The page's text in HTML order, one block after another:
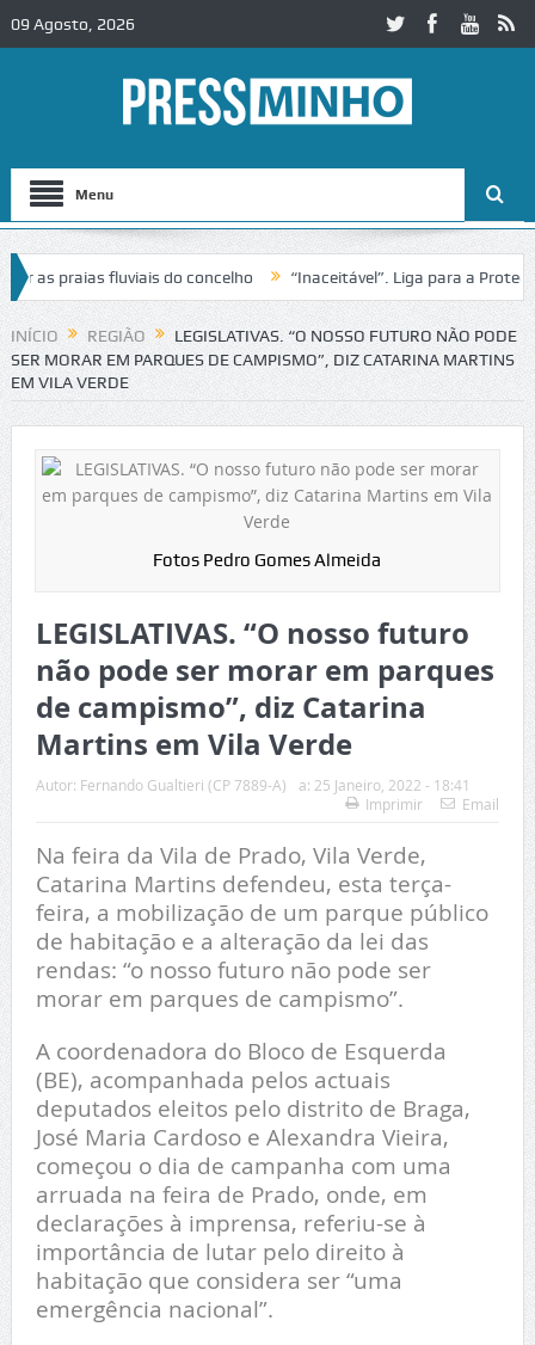
09 Agosto, 2026
Menu
praias fluviais do concelho “Inaceitável”. Liga para a Proteção da
de trânsito no IC2 em Alcobaça Igreja do Castelo de Cerveira
INÍCIO REGIÃO
LEGISLATIVAS. “O NOSSO FUTURO NÃO PODE
SER MORAR EM PARQUES DE CAMPISMO”, DIZ CATARINA MARTINS
EM VILA VERDE
Fotos Pedro Gomes Almeida
LEGISLATIVAS. “O nosso futuro
não pode ser morar em parques
de campismo”, diz Catarina
Martins em Vila Verde
Autor: Fernando Gualtieri (CP 7889-A) a: 25 Janeiro, 2022 - 18:41
Imprimir
Email
Na feira da Vila de Prado, Vila Verde,
Catarina Martins defendeu, esta terça-
feira, a mobilização de um parque público
de habitação e a alteração da lei das
rendas: “o nosso futuro não pode ser
morar em parques de campismo”.
A coordenadora do Bloco de Esquerda
(BE), acompanhada pelos actuais
deputados eleitos pelo distrito de Braga,
José Maria Cardoso e Alexandra Vieira,
começou o dia de campanha com uma
arruada na feira de Prado, onde, em
declarações à imprensa, referiu-se à
importância de lutar pelo direito à
habitação que considera ser “uma
emergência nacional”.